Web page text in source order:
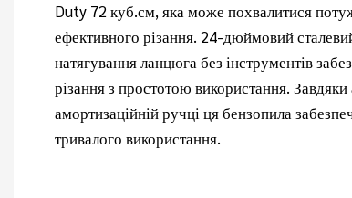
Duty 72 куб.см, яка може похвалитися
ефективного різання. 24-дюймовий
натягування ланцюга без інструментів
різання з простотою використання. Завдяки
амортизаційній ручці ця бензопила
тривалого використання.